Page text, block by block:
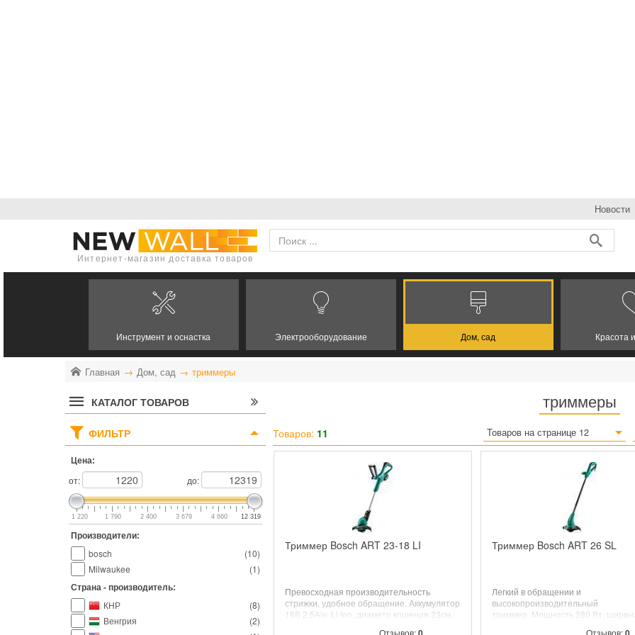
Новости
Интернет-магазин доставка товаров
Инструмент и оснастка Электрооборудование Дом, сад Красота
Главная Дом, сад триммеры
КАТАЛОГ ТОВАРОВ триммеры
ФИЛЬТР
Цена:
от: до:
1 220 1 790 2 400 3 679 4 660 12 319
Производители:
(10)
bosch
(1)
Milwaukee
Страна - производитель:
(8)
КНР
(2)
Венгрия
Товаров: 11 Товаров на странице 12
Триммер Bosch ART 23-18 LI
Превосходная производительность
стрижки, удобное обращение. Аккумулятор
18В 2.5А\ч Li Ion, диаметр кошения 23см,
Отзывов:
Триммер Bosch ART 26 SL
Легкий в обращении и
высокопроизводительный
триммер. Мощность 280 Вт,
Отзывов: